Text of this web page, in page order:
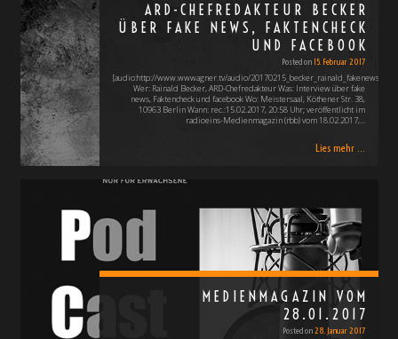
ARD-CHEFREDAKTEUR BECKER
ÜBER FAKE NEWS, FAKTENCHECK
UND FACEBOOK
Posted on 15. Februar 2017
[audio:http://www.wwwagner.tv/audio/
Wer: Rainald Becker, ARD-Chefredakteur Was: Interview über fake
news, Faktencheck und facebook Wo: Meistersaal, Köthener Str. 38,
10963 Berlin Wann: rec.:15.02.2017, 20:58 Uhr; veröffentlicht im
radioeins-Medienmagazin (rbb) vom 18.02.2017,…
Lies mehr ...
MEDIENMAGAZIN VOM
28.01.2017
Posted on28. Januar 2017